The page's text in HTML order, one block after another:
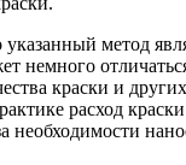
метод
немного
краски и
расход
необходимости